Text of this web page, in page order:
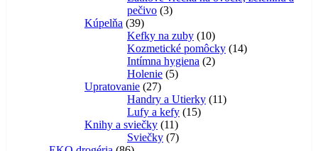
pečivo 33
Kúpelňa 3939
produktov
Kefky na zuby 1010
produktov
Kozmetické pomôcky 1414
Intímna hygiena 22
Holenie 55
Upratovanie 2727
produktov
Handry a Utierky 1111
Lufy a kefy 1515
Knihy a sviečky 1111
produktov
Sviečky 77